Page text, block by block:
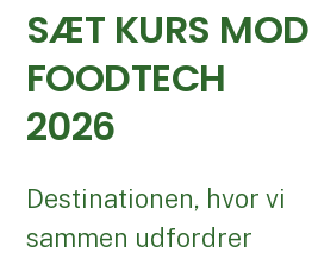
SÆT KURS MOD
FOODTECH
2026
Destinationen, hvor vi
sammen udfordrer